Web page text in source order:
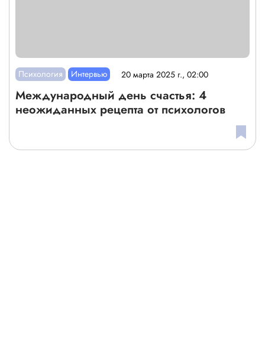
Психология Интервью 20 марта 2025 г., 02:00
Международный день счастья: 4
неожиданных рецепта от психологов